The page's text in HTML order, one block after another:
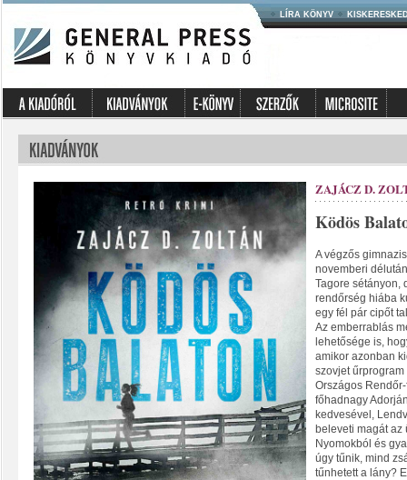
LÍRA KÖNYV
ZAJÁCZ D.
Ködös
A végzős
novemberi
Tagore sétányon,
rendőrség hiába
egy fél pár cipőt
Az emberrablás
lehetősége is,
amikor azonban
szovjet
Országos
főhadnagy
kedvesével,
beleveti magát
Nyomokból és
úgy tűnik, mind
tűnhetett a lány?